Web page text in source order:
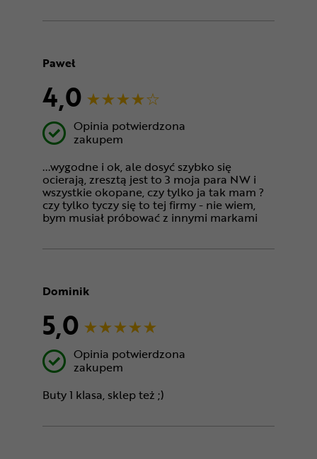
Paweł
4,0
Opinia potwierdzona
zakupem
...wygodne i ok, ale dosyć szybko się
ocierają, zresztą jest to 3 moja para NW i
wszystkie okopane, czy tylko ja tak mam ?
czy tylko tyczy się to tej firmy - nie wiem,
bym musiał próbować z innymi markami
Dominik
5,0
Opinia potwierdzona
zakupem
Buty 1 klasa, sklep też ;)